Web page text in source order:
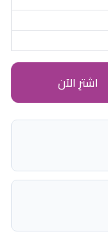
اشترِ الآن